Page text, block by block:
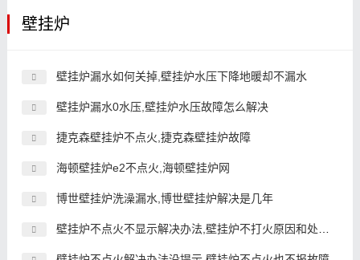
壁挂炉
壁挂炉漏水如何关掉,壁挂炉水压下降地暖却不漏水
壁挂炉漏水0水压,壁挂炉水压故障怎么解决
捷克森壁挂炉不点火,捷克森壁挂炉故障
海顿壁挂炉e2不点火,海顿壁挂炉网
博世壁挂炉洗澡漏水,博世壁挂炉解决是几年
壁挂炉不点火不显示解决办法,壁挂炉不打火原因和处理方法视频